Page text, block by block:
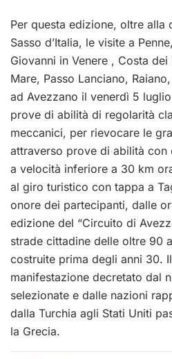
Per questa edizione, oltre alla
Sasso d’Italia, le visite a
Giovanni in Venere , Costa
Mare, Passo Lanciano,
ad Avezzano il venerdì 5
prove di abilità di regolarità
meccanici, per rievocare le
attraverso prove di abilità con
a velocità inferiore a 30 km
al giro turistico con tappa a
onore dei partecipanti, dalle
edizione del “Circuito di
strade cittadine delle oltre 90
costruite prima degli anni 30.
manifestazione decretato dal
selezionate e dalle nazioni
dalla Turchia agli Stati Uniti
la Grecia.